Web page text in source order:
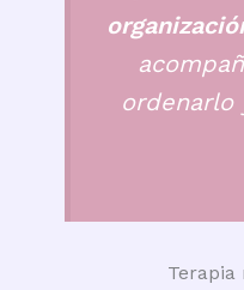
ordenarlo
Terapia